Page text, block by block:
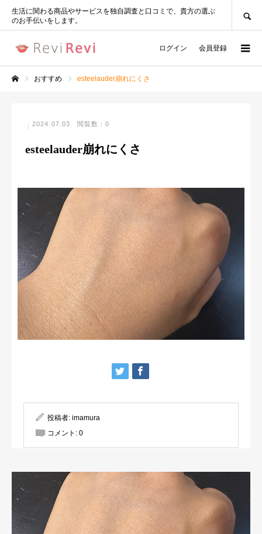
生活に関わる商品やサービスを独自調査と口コミで、貴方の選ぶ
のお手伝いをします。
ログイン 会員登録
おすすめ esteelauder崩れにくさ
2024.07.03 閲覧数：0
esteelauder崩れにくさ
投稿者: imamura
コメント: 0